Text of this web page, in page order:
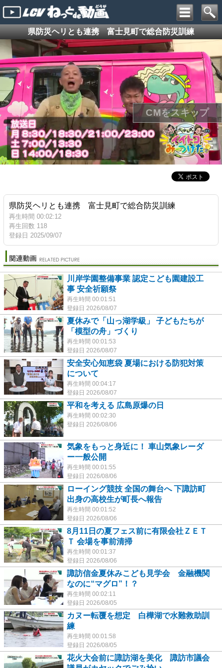
県防災ヘリとも連携 富士見町で総合防災訓練
県防災ヘリとも連携 富士見町で総合防災訓練
再生時間 00:02:12
再生回数 118
登録日 2025/09/07
川岸学園整備事業 認定こども園建設工
事 安全祈願祭
再生時間 00:01:51
登録日 2026/08/07
夏休みで「山っ湖学級」 子どもたちが
「模型の舟」づくり
再生時間 00:01:53
登録日 2026/08/07
安全安心知恵袋 夏場における防犯対策
について
再生時間 00:04:17
登録日 2026/08/07
平和を考える 広島原爆の日
再生時間 00:02:30
登録日 2026/08/06
気象をもっと身近に！ 車山気象レーダ
ー一般公開
再生時間 00:01:55
登録日 2026/08/06
ローイング競技 全国の舞台へ 下諏訪町
出身の高校生が町長へ報告
再生時間 00:01:52
登録日 2026/08/06
8月11日の夏フェス前に有限会社ＺＥＴ
Ｔ 会場を事前清掃
再生時間 00:01:37
登録日 2026/08/06
諏訪信金夏休みこども見学会 金融機関
なのに“マグロ”！？
再生時間 00:02:11
登録日 2026/08/05
カヌー転覆を想定 白樺湖で水難救助訓
練
再生時間 00:01:58
登録日 2026/08/05
花火大会前に諏訪湖を美化 諏訪市議会